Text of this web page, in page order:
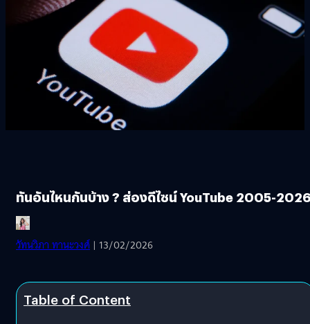
ทันอันไหนกันบ้าง ? ​ส่องดีไซน์ YouTube 2005-
วัทนวิภา ทานะวงศ์ | 13/02/2026
Table of Content